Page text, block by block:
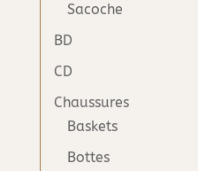
Sacoche
BD
CD
Chaussures
Baskets
Bottes